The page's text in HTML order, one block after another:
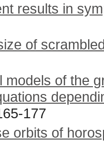
results in
of
models of the
177
orbits of